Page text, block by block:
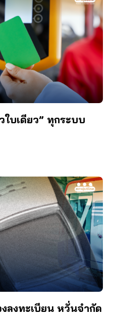
บเดียว” ทุกระบบ
ลงทะเบียน หวั่นจำกัด